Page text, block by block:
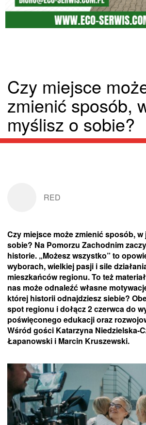
Czy miejsce
zmienić sposób,
myślisz o sobie?
RED
Czy miejsce może zmienić sposób,
sobie? Na Pomorzu Zachodnim
historie. „Możesz wszystko” to
wyborach, wielkiej pasji i sile
mieszkańców regionu. To też
nas może odnaleźć własne
której historii odnajdziesz siebie?
spot regionu i dołącz 2 czerwca do
poświęconego edukacji oraz
Wśród gości Katarzyna Niedzielska-
Łapanowski i Marcin Kruszewski.